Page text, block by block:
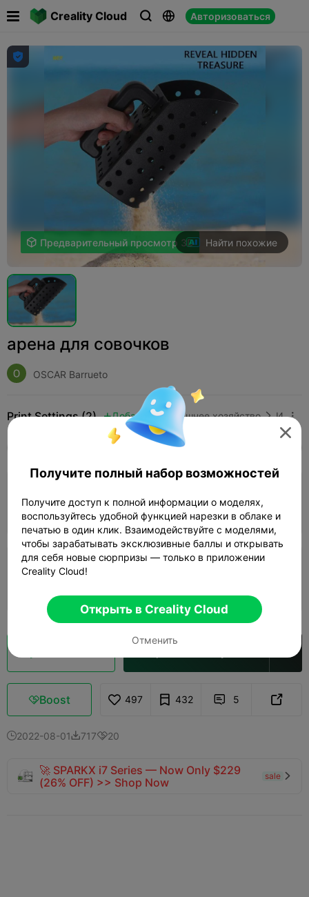
Creality Cloud   Авторизоваться
 

 Предварительный просмотр 3D Найти похожие
арена для совочков
OSCAR Barrueto
Print Settings (2) Добавить Домашнее хозяйство  Инструменты и запчасти
 06h 27m  1 plates  163.09g
Boost 497 432  5 
2022-08-0171720
🚀 SPARKX i7 Series — Now Only $229
(26% OFF) >> Shop Now
sale 

Получите полный набор возможностей
Получите доступ к полной информации о моделях,
воспользуйтесь удобной функцией нарезки в облаке и
печатью в один клик. Взаимодействуйте с моделями,
чтобы зарабатывать эксклюзивные баллы и открывать
для себя новые сюрпризы — только в приложении
Creality Cloud!
Открыть в Creality Cloud
Отменить